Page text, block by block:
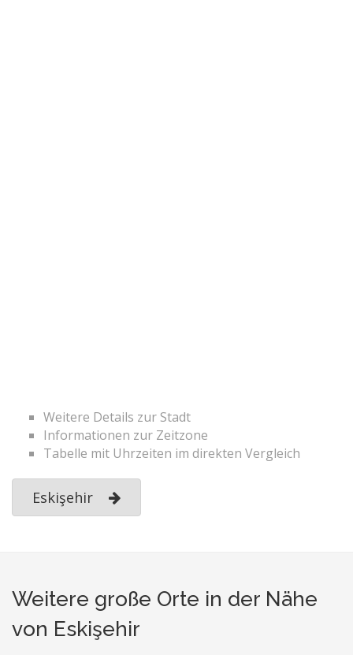
Weitere Details zur Stadt
Informationen zur Zeitzone
Tabelle mit Uhrzeiten im direkten Vergleich
Eskişehir
Weitere große Orte in der Nähe
von Eskişehir